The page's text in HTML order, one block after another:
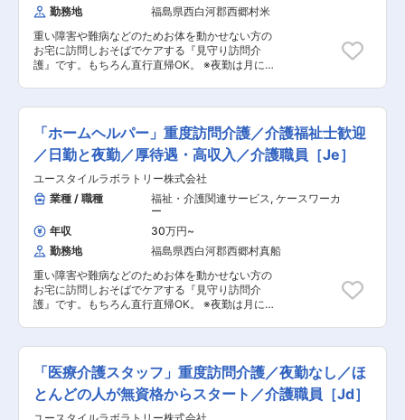
能です。 ■入社後： まずはCADの実務経験を活
かして当社が行う図面設計を理解いただきます。
その後は経営者、営業部門、技術部門と連携し、
課題解決に取り組んでいただきます。 ■組織構
成： 配属先は3名の組織となります。 ■魅力： ・
開発が可能です。 ・新たな事業フェーズの基盤を
担う、やりがいと裁量のあるポジションです。
ベットから車いすへの移乗 ・お食事介助 ・外出
援助など ◇13:00～／サービス記録、終了 ＜休
憩・次の利用者宅へ移動＞ ◇14:00～／利用者宅
到着・サービス開始 ◇18:00～／サービス記録、
終了 ・直行直帰OK 【夜勤】 ◇22:00～／サービ
ス開始 ・就寝前後の身支度ケア(歯磨き、お
・見守り ・痰吸引など ◇7:00～／ご利用者様起
床 ◇8:00～／サービス記録、終了 ・直行直帰OK
※担当する件数や、ご利用者様によって時間・サ
ービスは異なります。 ＊＊ ここがオスス
メ！！ ＊＊ 【POINT1：続けやすい職場3種の
神器】 厚待遇：賞与年2回はもちろん有給休暇や
完全週休二日制といった待遇も充実しています！
職場環境：たくさんの人を一度にケアする施設と
は違い、お一人に寄り添いゆったりとしたオシゴ
ト。また、関わるのはご利用者さんがメインなの
で人間関係で悩むこともありません。 給与：「今
は良いけど将来を考えたら今の給与だと難しいよ
な～」なんて思っていませんか？資格の取得など
た方もいます。 【POINT2：無料で取れる公的資
格】 無料で「重度訪問介護従業者養成研修統合課
OK また、当社研修で「介護職員実務者研修」の
取得も可能！持っていない資格を取得して給与も
UP。
勤務地
福島県西白河郡西郷村米
重い障害や難病などのためお体を動かせない方の
お宅に訪問しおそばでケアする『見守り訪問介
護』です。もちろん直行直帰OK。 ※夜勤は月に
方のご自宅へ伺い、生命と生活を支える、障害福
祉をメインとした訪問介護ケアのお仕事です。 ◎
ケアスタッフ業務 障がい者の方、高齢者の方、一
人ひとりに必要なケアを行っていく、専門的な介
護職です。 研修を通して、需要が非常に高い「医
療的ケア」ができるプロフェッショナルな介護士
としても成長できます。 人の役に立つ仕事をして
いきたい方、お待ちしております！ ・見守り ・
生活介助： 家事援助（洗濯、掃除、料理） ・身
体介護： 起床・就寝・入浴・食事の介助 ・外出
時の同行支援 ・医療的ケア： たんの吸引、経管
栄養（胃ろう・腸ろう） ・介護記録の記入 など
◎マネージャー業務 一緒にお仕事をするスタッフ
さんのシフト管理や教育など働きやすい環境を整
えるお仕事を主にお願いします。 質問や相談など
を気軽に受けられる頼られる社員さんとして活躍
連絡 ・担当者会議への出席 ・スタッフのシフト
作成 ・ご利用者様ごとのチーム管理 ・他事業
所・行政相手の打合せ ・事業部の運営、売上管理
・営業戦略の企画と実行 ・非常勤スタッフの採
「ホームヘルパー」重度訪問介護／介護福祉士歓迎
／日勤と夜勤／厚待遇・高収入／介護職員［Je］
ユースタイルラボラトリー株式会社
業種 / 職種
福祉・介護関連サービス, ケースワーカ
ー
年収
30万円~
勤務地
福島県西白河郡西郷村真船
重い障害や難病などのためお体を動かせない方の
お宅に訪問しおそばでケアする『見守り訪問介
護』です。もちろん直行直帰OK。 ※夜勤は月に
方のご自宅へ伺い、生命と生活を支える、障害福
祉をメインとした訪問介護ケアのお仕事です。 ・
生活介助： 家事援助（洗濯、掃除、料理） ・身
体介護： 起床・就寝・入浴・食事の介助 ・外出
時の同行支援 ・医療的ケア： たんの吸引、経管
「医療介護スタッフ」重度訪問介護／夜勤なし／ほ
とんどの人が無資格からスタート／介護職員［Jd］